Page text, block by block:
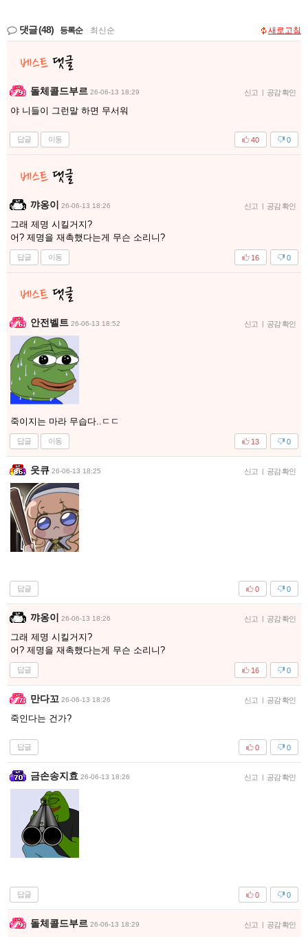
댓글(48) 등록순 최신순 새로고침
돌체콜드부르 26-06-13 18:29 신고 | 공감 확인
야 니들이 그런말 하면 무서워
답글 이동 0
40
꺄옹이 26-06-13 18:26 신고 | 공감 확인
그래 제명 시킬거지?
어? 제명을 재촉했다는게 무슨 소리니?
답글 이동 0
16
안전벨트 26-06-13 18:52 신고 | 공감 확인
죽이지는 마라 무습다..ㄷㄷ
답글 이동 0
13
읏큐 26-06-13 18:25 신고 | 공감 확인
답글 0
0
꺄옹이 26-06-13 18:26 신고 | 공감 확인
그래 제명 시킬거지?
어? 제명을 재촉했다는게 무슨 소리니?
답글 0
16
만다꼬 26-06-13 18:26 신고 | 공감 확인
죽인다는 건가?
답글 0
0
금손송지효 26-06-13 18:26 신고 | 공감 확인
답글 0
0
돌체콜드부르 26-06-13 18:29 신고 | 공감 확인